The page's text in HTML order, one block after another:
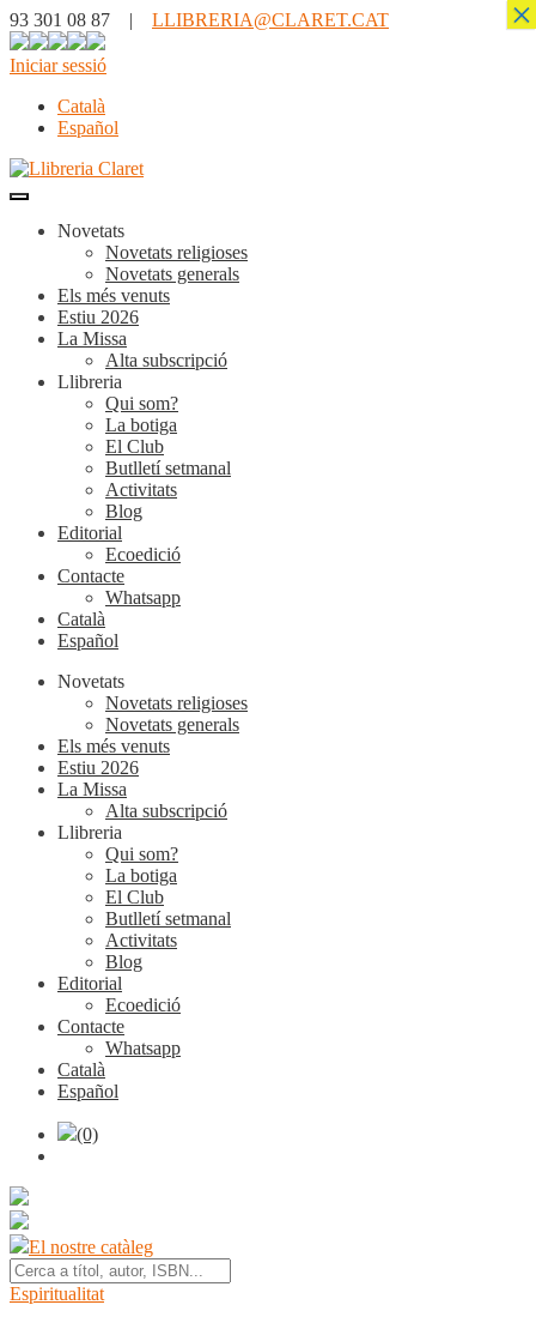
93 301 08 87 | LLIBRERIA@CLARET.CAT
Iniciar sessió
Català
Español
Novetats
Novetats religioses
Novetats generals
Els més venuts
Estiu 2026
La Missa
Alta subscripció
Llibreria
Qui som?
La botiga
El Club
Butlletí setmanal
Activitats
Blog
Editorial
Ecoedició
Contacte
Whatsapp
Català
Español
Novetats
Novetats religioses
Novetats generals
Els més venuts
Estiu 2026
La Missa
Alta subscripció
Llibreria
Qui som?
La botiga
El Club
Butlletí setmanal
Activitats
Blog
Editorial
Ecoedició
Contacte
Whatsapp
Català
Español
(0)
El nostre catàleg
Espiritualitat
×